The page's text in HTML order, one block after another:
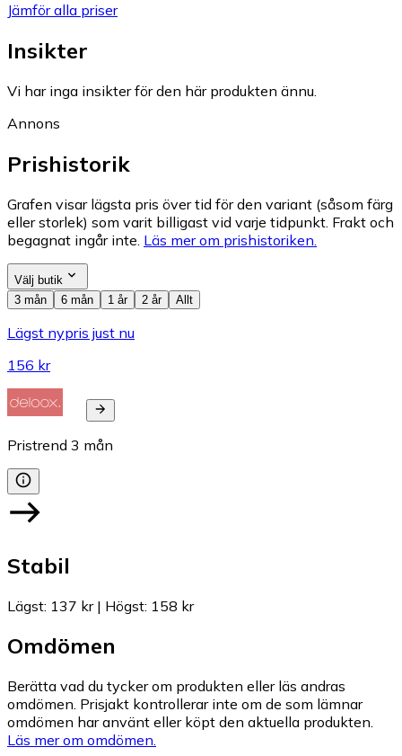
Jämför alla priser
Insikter
Vi har inga insikter för den här produkten ännu.
Annons
Prishistorik
Grafen visar lägsta pris över tid för den variant (såsom färg
eller storlek) som varit billigast vid varje tidpunkt. Frakt och
begagnat ingår inte. Läs mer om prishistoriken.
Välj butik
3 mån
6 mån 1 år 2 år Allt
Lägst nypris just nu
156 kr
Pristrend 3 mån
Stabil
Lägst: 137 kr| Högst: 158 kr
Omdömen
Berätta vad du tycker om produkten eller läs andras
omdömen. Prisjakt kontrollerar inte om de som lämnar
omdömen har använt eller köpt den aktuella produkten.
Läs mer om omdömen.